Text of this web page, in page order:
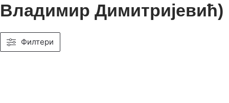
Владимир Димитријевић)
Филтери